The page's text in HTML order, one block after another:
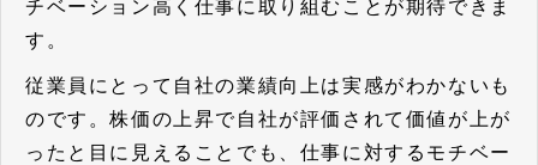
チベーション高く仕事に取り組むことが期待できま
す。
従業員にとって自社の業績向上は実感がわかないも
のです。株価の上昇で自社が評価されて価値が上が
ったと目に見えることでも、仕事に対するモチベー